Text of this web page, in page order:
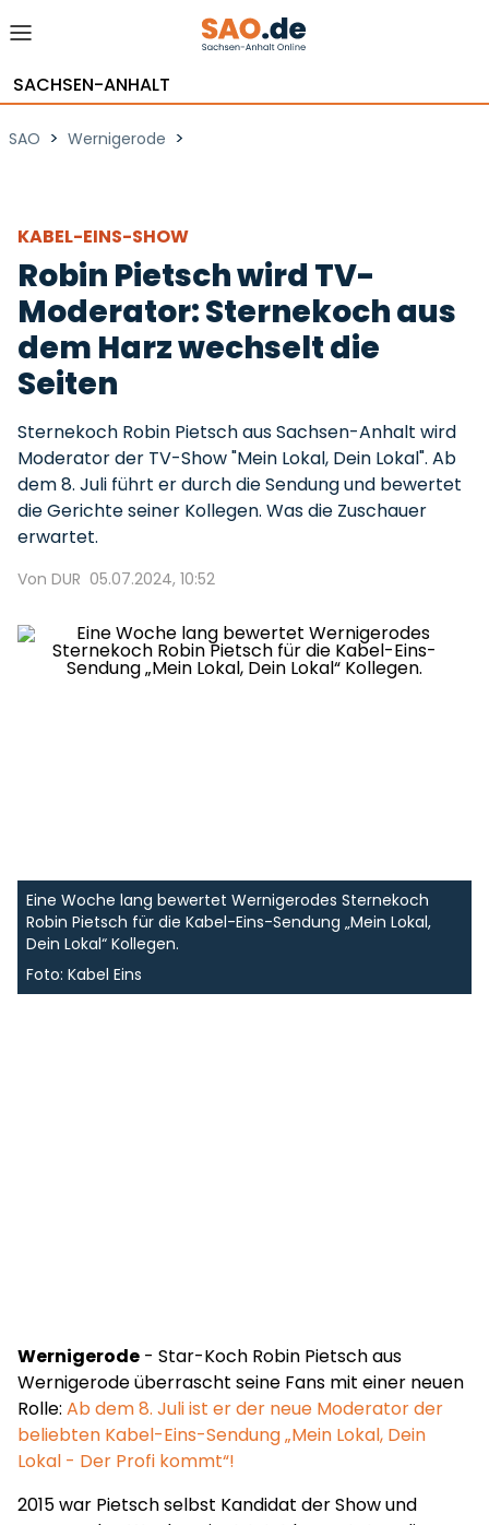
SACHSEN-ANHALT
SAO > Wernigerode >
KABEL-EINS-SHOW
Robin Pietsch wird TV-
Moderator: Sternekoch aus
dem Harz wechselt die
Seiten
Sternekoch Robin Pietsch aus Sachsen-Anhalt wird
Moderator der TV-Show "Mein Lokal, Dein Lokal". Ab
dem 8. Juli führt er durch die Sendung und bewertet
die Gerichte seiner Kollegen. Was die Zuschauer
erwartet.
Von DUR 05.07.2024, 10:52
Eine Woche lang bewertet Wernigerodes Sternekoch
Robin Pietsch für die Kabel-Eins-Sendung „Mein Lokal,
Dein Lokal“ Kollegen.
Foto: Kabel Eins
Wernigerode - Star-Koch Robin Pietsch aus
Wernigerode überrascht seine Fans mit einer neuen
Rolle: Ab dem 8. Juli ist er der neue Moderator der
beliebten Kabel-Eins-Sendung „Mein Lokal, Dein
Lokal - Der Profi kommt“!
2015 war Pietsch selbst Kandidat der Show und